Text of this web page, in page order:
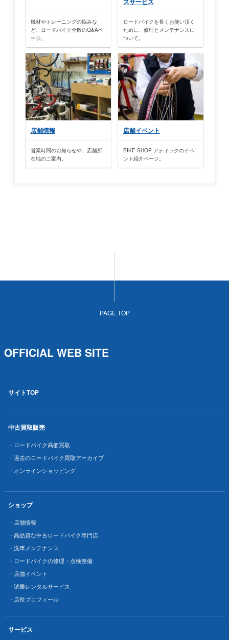
機材やトレーニングの悩みな
ど、ロードバイク全般のQ&Aペ
ージ。
ロードバイクを長くお使い頂く
ために、修理とメンテナンスに
ついて。
店舗情報
営業時間のお知らせや、店舗所
在地のご案内。
店舗イベント
BIKE SHOP アティックのイベ
ント紹介ページ。
PAGE TOP
OFFICIAL WEB SITE
サイトTOP
中古買取販売
・ロードバイク高価買取
・過去のロードバイク買取アーカイブ
・オンラインショッピング
ショップ
・店舗情報
・高品質な中古ロードバイク専門店
・洗車メンテナンス
・ロードバイクの修理・点検整備
・店舗イベント
・試乗レンタルサービス
・店長プロフィール
サービス